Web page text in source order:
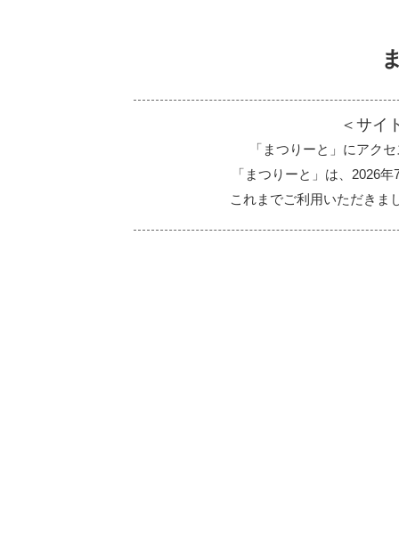
＜サイ
「まつりーと」にアク
「まつりーと」は、2026
これまでご利用いただきま